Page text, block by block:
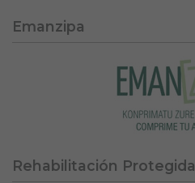
Emanzipa
Rehabilitación Protegida